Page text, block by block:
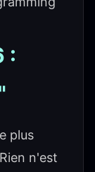
:
plus
n'est